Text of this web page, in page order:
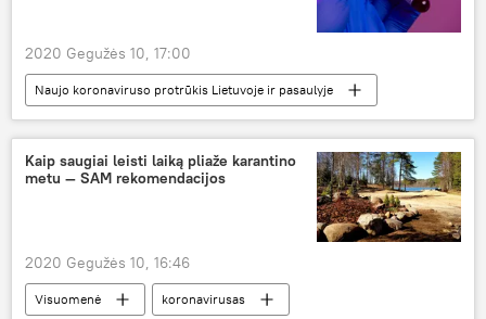
2020 Gegužės 10, 17:00
Naujo koronaviruso protrūkis Lietuvoje ir pasaulyje
Pasaulyje
koronavirusas
Estija
vakcinacija
Kaip saugiai leisti laiką pliaže karantino
metu — SAM rekomendacijos
2020 Gegužės 10, 16:46
Visuomenė koronavirusas